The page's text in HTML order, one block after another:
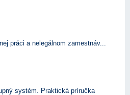
práci a nelegálnom zamestnáv...
systém. Praktická príručka